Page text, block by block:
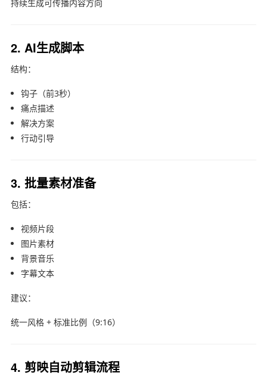
持续生成可传播内容方向
2. AI生成脚本
结构：
钩子（前3秒）
痛点描述
解决方案
行动引导
3. 批量素材准备
包括：
视频片段
图片素材
背景音乐
字幕文本
建议：
统一风格 + 标准比例（9:16）
4. 剪映自动剪辑流程